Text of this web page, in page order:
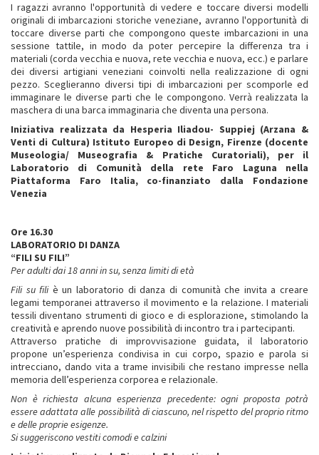
I ragazzi avranno l'opportunità di vedere e toccare diversi modelli
originali di imbarcazioni storiche veneziane, avranno l'opportunità di
toccare diverse parti che compongono queste imbarcazioni in una
sessione tattile, in modo da poter percepire la differenza tra i
materiali (corda vecchia e nuova, rete vecchia e nuova, ecc.) e parlare
dei diversi artigiani veneziani coinvolti nella realizzazione di ogni
pezzo. Sceglieranno diversi tipi di imbarcazioni per scomporle ed
immaginare le diverse parti che le compongono. Verrà realizzata la
maschera di una barca immaginaria che diventa una persona.
Iniziativa realizzata da Hesperia Iliadou- Suppiej (Arzana &
Venti di Cultura) Istituto Europeo di Design, Firenze (docente
Museologia/ Museografia & Pratiche Curatoriali), per il
Laboratorio di Comunità della rete Faro Laguna nella
Piattaforma Faro Italia, co-finanziato dalla Fondazione
Venezia
Ore 16.30
LABORATORIO DI DANZA
“FILI SU FILI”
Per adulti dai 18 anni in su, senza limiti di età
Fili su filiè un laboratorio di danza di comunità che invita a creare
legami temporanei attraverso il movimento e la relazione. I materiali
tessili diventano strumenti di gioco e di esplorazione, stimolando la
creatività e aprendo nuove possibilità di incontro tra i partecipanti.
Attraverso pratiche di improvvisazione guidata, il laboratorio
propone un’esperienza condivisa in cui corpo, spazio e parola si
intrecciano, dando vita a trame invisibili che restano impresse nella
memoria dell’esperienza corporea e relazionale.
Non è richiesta alcuna esperienza precedente: ogni proposta potrà
essere adattata alle possibilità di ciascuno, nel rispetto del proprio ritmo
e delle proprie esigenze.
Si suggeriscono vestiti comodi e calzini